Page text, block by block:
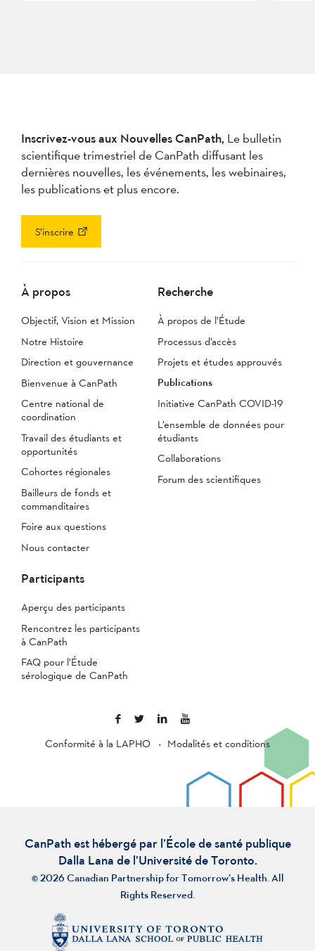
Inscrivez-vous aux Nouvelles CanPath, Le bulletin
scientifique trimestriel de CanPath diffusant les
dernières nouvelles, les événements, les webinaires,
les publications et plus encore.
S’inscrire
À propos
Objectif, Vision et Mission
Notre Histoire
Direction et gouvernance
Bienvenue à CanPath
Centre national de
coordination
Travail des étudiants et
opportunités
Cohortes régionales
Bailleurs de fonds et
commanditaires
Foire aux questions
Nous contacter
Recherche
À propos de l’Étude
Processus d’accès
Projets et études approuvés
Publications
Initiative CanPath COVID-19
L’ensemble de données pour
étudiants
Collaborations
Forum des scientifiques
Participants
Aperçu des participants
Rencontrez les participants
à CanPath
FAQ pour l’Étude
sérologique de CanPath
Conformité à la LAPHO Modalités et conditions
CanPath est hébergé par l’École de santé publique
Dalla Lana de l’Université de Toronto.
© 2026 Canadian Partnership for Tomorrow’s Health. All
Rights Reserved.